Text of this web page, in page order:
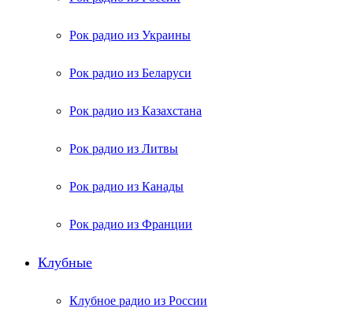
Рок радио из Украины
Рок радио из Беларуси
Рок радио из Казахстана
Рок радио из Литвы
Рок радио из Канады
Рок радио из Франции
Клубные
Клубное радио из России